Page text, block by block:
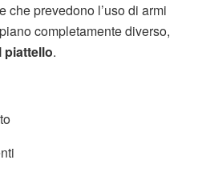
che prevedono l’uso di armi
completamente diverso,
piattello.